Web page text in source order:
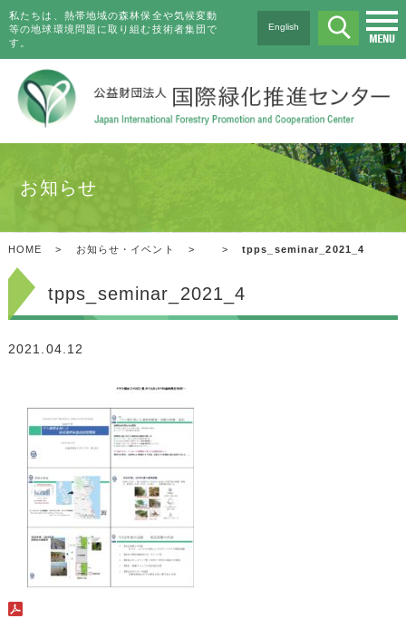
私たちは、熱帯地域の森林保全や気候変動
等の地球環境問題に取り組む技術者集団で
す。
English
お知らせ
HOME > お知らせ・イベント > > tpps_seminar_2021_4
tpps_seminar_2021_4
2021.04.12